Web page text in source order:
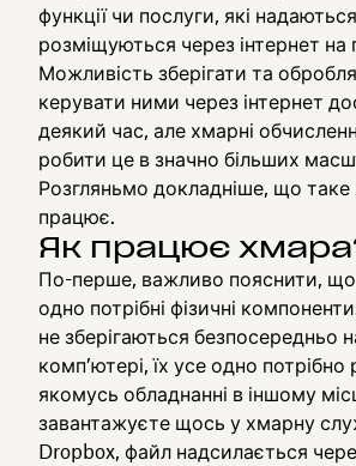
функції чи послуги, які
розміщуються через інтернет на
Можливість зберігати та
керувати ними через інтернет
деякий час, але хмарні
робити це в значно більших
Розгляньмо докладніше, що таке
працює.
Як працює
По-перше, важливо пояснити,
одно потрібні фізичні
не зберігаються безпосередньо
комп’ютері, їх усе одно потрібно
якомусь обладнанні в іншому
завантажуєте щось у хмарну
Dropbox, файл надсилається